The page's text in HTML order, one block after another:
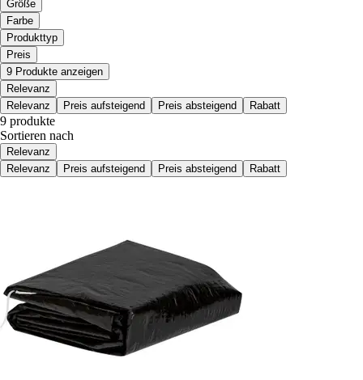
Größe
Farbe
Produkttyp
Preis
9 Produkte anzeigen
Relevanz
Relevanz
Preis aufsteigend Preis absteigend Rabatt
9 produkte
Sortieren nach
Relevanz
Relevanz
Preis aufsteigend Preis absteigend Rabatt